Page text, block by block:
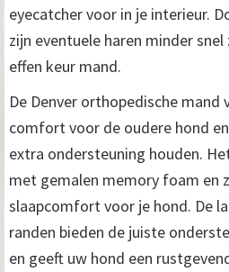
eyecatcher voor in je interieur.
zijn eventuele haren minder
effen keur mand.
De Denver orthopedische mand
comfort voor de oudere hond
extra ondersteuning houden.
met gemalen memory foam en
slaapcomfort voor je hond. De
randen bieden de juiste
en geeft uw hond een